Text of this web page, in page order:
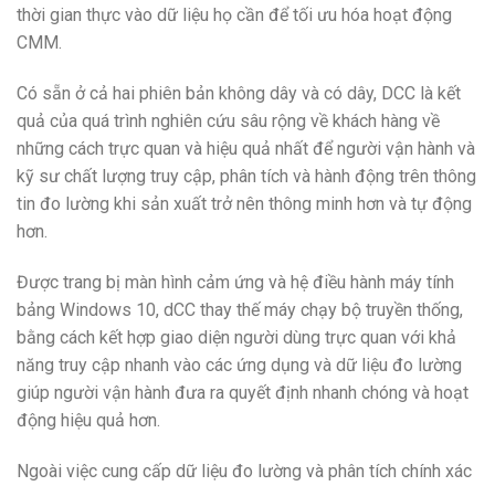
thời gian thực vào dữ liệu họ cần để tối ưu hóa hoạt động
CMM.
Có sẵn ở cả hai phiên bản không dây và có dây, DCC là kết
quả của quá trình nghiên cứu sâu rộng về khách hàng về
những cách trực quan và hiệu quả nhất để người vận hành và
kỹ sư chất lượng truy cập, phân tích và hành động trên thông
tin đo lường khi sản xuất trở nên thông minh hơn và tự động
hơn.
Được trang bị màn hình cảm ứng và hệ điều hành máy tính
bảng Windows 10, dCC thay thế máy chạy bộ truyền thống,
bằng cách kết hợp giao diện người dùng trực quan với khả
năng truy cập nhanh vào các ứng dụng và dữ liệu đo lường
giúp người vận hành đưa ra quyết định nhanh chóng và hoạt
động hiệu quả hơn.
Ngoài việc cung cấp dữ liệu đo lường và phân tích chính xác